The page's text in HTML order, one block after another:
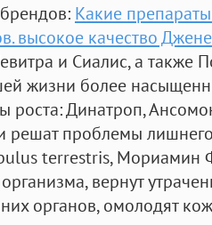
Какие
высокое качество
и Сиалис, а также
жизни более
роста: Динатроп,
решат проблемы
terrestris, Мориамин
вернут
органов, омолодят